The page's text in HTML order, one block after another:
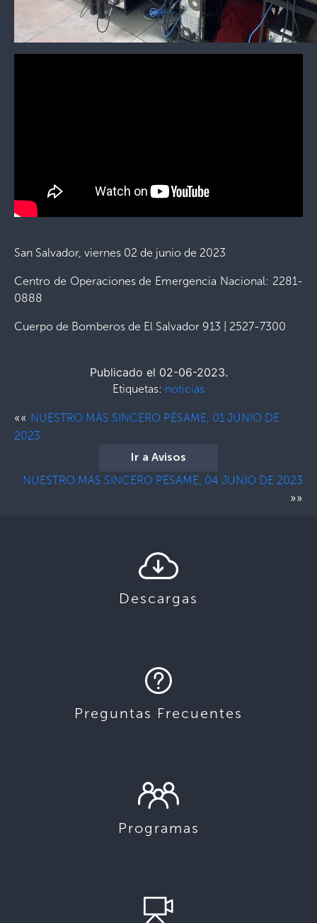
San Salvador, viernes 02 de junio de 2023
Centro de Operaciones de Emergencia Nacional: 2281-
0888
Cuerpo de Bomberos de El Salvador 913 | 2527-7300
Publicado el 02-06-2023.
Etiquetas: noticias
«« NUESTRO MÁS SINCERO PÉSAME, 01 JUNIO DE
2023
Ir a Avisos
NUESTRO MÁS SINCERO PÉSAME, 04 JUNIO DE 2023
»»
Descargas
Preguntas Frecuentes
Programas